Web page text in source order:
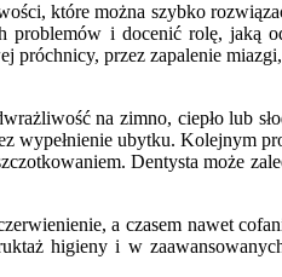
które można szybko
problemów i docenić rolę, jaką
przez zapalenie
na zimno, ciepło lub
wypełnienie ubytku. Kolejnym
Dentysta może
a czasem nawet
higieny i w